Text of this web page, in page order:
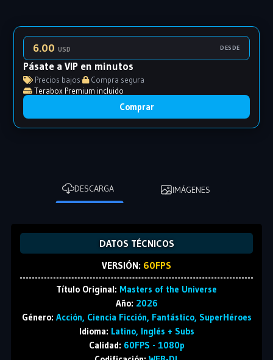
6.00USD DESDE
Pásate a VIP en minutos
Precios bajos·
Compra segura
Terabox Premium incluido
Comprar
DESCARGA IMÁGENES
DATOS TÉCNICOS
VERSIÓN: 60FPS
Título Original: Masters of the Universe
Año: 2026
Género: Acción, Ciencia Ficción, Fantástico, SuperHéroes
Idioma: Latino, Inglés + Subs
Calidad: 60FPS - 1080p